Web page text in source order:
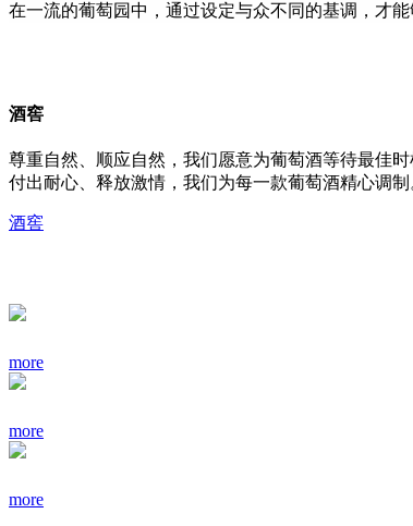
在一流的葡萄园中，通过设定与众不同的基调，才能
酒窖
尊重自然、顺应自然，我们愿意为葡萄酒等待最佳时
付出耐心、释放激情，我们为每一款葡萄酒精心调制
酒窖
more
more
more